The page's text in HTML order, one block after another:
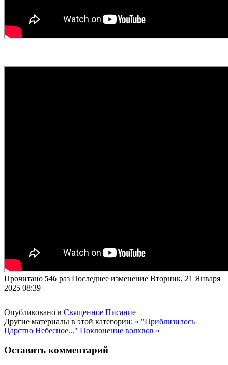
Прочитано 546 раз Последнее изменение Вторник, 21 Января
2025 08:39
Опубликовано в Священное Писание
Другие материалы в этой категории: « "Приблизилось
Царство Небесное..." Поклонение волхвов »
Оставить комментарий